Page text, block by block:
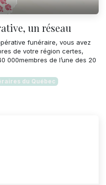
un réseau
funéraire, vous avez
de votre région certes,
000membres de l’une des 20
du Québec